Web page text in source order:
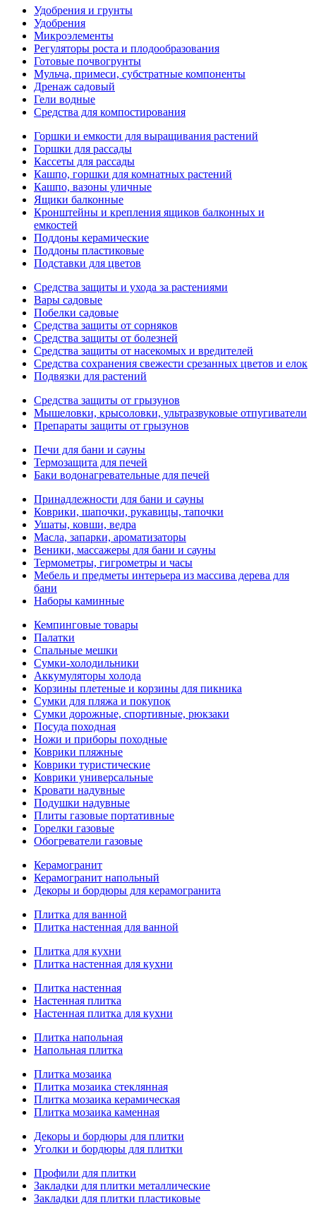
Удобрения и грунты
Удобрения
Микроэлементы
Регуляторы роста и плодообразования
Готовые почвогрунты
Мульча, примеси, субстратные компоненты
Дренаж садовый
Гели водные
Средства для компостирования
Горшки и емкости для выращивания растений
Горшки для рассады
Кассеты для рассады
Кашпо, горшки для комнатных растений
Кашпо, вазоны уличные
Ящики балконные
Кронштейны и крепления ящиков балконных и
емкостей
Поддоны керамические
Поддоны пластиковые
Подставки для цветов
Средства защиты и ухода за растениями
Вары садовые
Побелки садовые
Средства защиты от сорняков
Средства защиты от болезней
Средства защиты от насекомых и вредителей
Средства сохранения свежести срезанных цветов и елок
Подвязки для растений
Средства защиты от грызунов
Мышеловки, крысоловки, ультразвуковые отпугиватели
Препараты защиты от грызунов
Печи для бани и сауны
Термозащита для печей
Баки водонагревательные для печей
Принадлежности для бани и сауны
Коврики, шапочки, рукавицы, тапочки
Ушаты, ковши, ведра
Масла, запарки, ароматизаторы
Веники, массажеры для бани и сауны
Термометры, гигрометры и часы
Мебель и предметы интерьера из массива дерева для
бани
Наборы каминные
Кемпинговые товары
Палатки
Спальные мешки
Сумки-холодильники
Аккумуляторы холода
Корзины плетеные и корзины для пикника
Сумки для пляжа и покупок
Сумки дорожные, спортивные, рюкзаки
Посуда походная
Ножи и приборы походные
Коврики пляжные
Коврики туристические
Коврики универсальные
Кровати надувные
Подушки надувные
Плиты газовые портативные
Горелки газовые
Обогреватели газовые
Керамогранит
Керамогранит напольный
Декоры и бордюры для керамогранита
Плитка для ванной
Плитка настенная для ванной
Плитка для кухни
Плитка настенная для кухни
Плитка настенная
Настенная плитка
Настенная плитка для кухни
Плитка напольная
Напольная плитка
Плитка мозаика
Плитка мозаика стеклянная
Плитка мозаика керамическая
Плитка мозаика каменная
Декоры и бордюры для плитки
Уголки и бордюры для плитки
Профили для плитки
Закладки для плитки металлические
Закладки для плитки пластиковые